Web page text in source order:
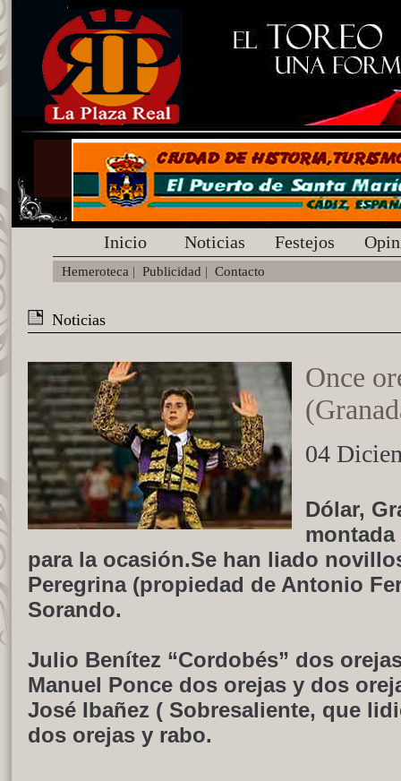
Inicio Noticias Festejos
Hemeroteca | Publicidad | Contacto
Noticias
Once
04
Dólar,
para la ocasión.Se han liado
Peregrina (propiedad de Antonio
Sorando.
Julio Benítez “Cordobés” dos
Manuel Ponce dos orejas y dos
José Ibañez ( Sobresaliente, que
dos orejas y rabo.